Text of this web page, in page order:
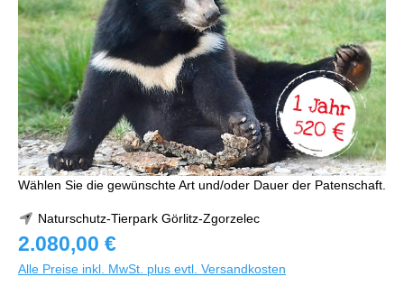
Wählen Sie die gewünschte Art und/oder Dauer der Patenschaft.
Naturschutz-Tierpark Görlitz-Zgorzelec
2.080,00 €
Alle Preise inkl. MwSt. plus evtl. Versandkosten